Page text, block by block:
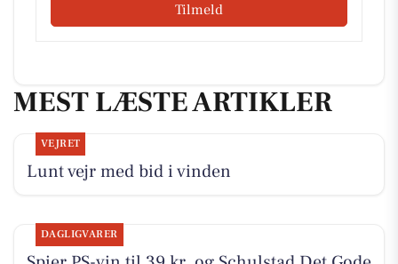
Tilmeld
MEST LÆSTE ARTIKLER
VEJRET
Lunt vejr med bid i vinden
DAGLIGVARER